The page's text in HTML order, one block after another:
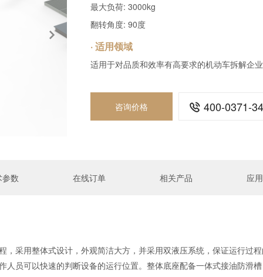
最大负荷: 3000kg
翻转角度: 90度
· 适用领域
适用于对品质和效率有高要求的机动车拆解企
咨询价格  400-0371-
数 在线订单 相关产品 应
采用整体式设计，外观简洁大方，并采用双液压系统，保证运行过
员可以快速的判断设备的运行位置。整体底座配备一体式接油防滑